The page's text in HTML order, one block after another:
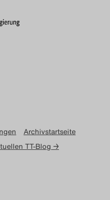
Archivstartseite
TT-Blog →